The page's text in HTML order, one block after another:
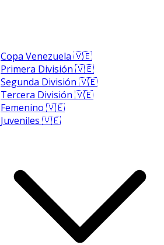
Copa Venezuela 🇻🇪
Primera División 🇻🇪
Segunda División 🇻🇪
Tercera División 🇻🇪
Femenino 🇻🇪
Juveniles 🇻🇪